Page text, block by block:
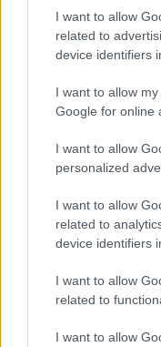
I want to allow
related to
device identifiers
I want to allow
Google for online
I want to allow
personalized
I want to allow
related to
device identifiers
I want to allow
related to
I want to allow
E BURAZ
26.01.17. 23:53
Tata se ne stidi